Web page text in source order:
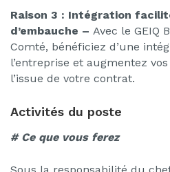
Raison 3 : Intégration
d’embauche – Avec le GEIQ
Comté, bénéficiez d’une
l’entreprise et augmentez
l’issue de votre contrat.
Activités du poste
# Ce que vous ferez